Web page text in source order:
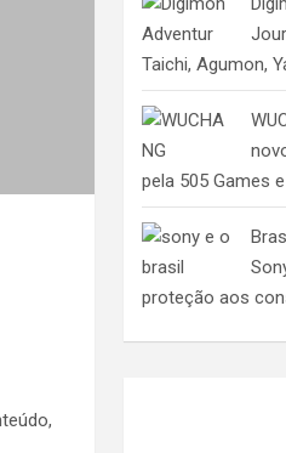
Taichi, Agumon,
pela 505 Games
proteção aos